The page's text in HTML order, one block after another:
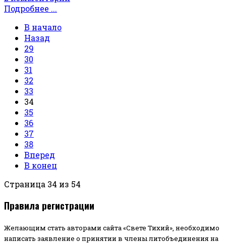
Подробнее ...
В начало
Назад
29
30
31
32
33
34
35
36
37
38
Вперед
В конец
Страница 34 из 54
Правила регистрации
Желающим стать авторами сайта «Свете Тихий», необходимо
написать заявление о принятии в члены литобъединения на